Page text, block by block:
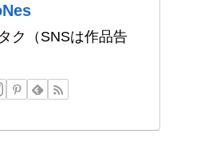
ク（SNSは作品告